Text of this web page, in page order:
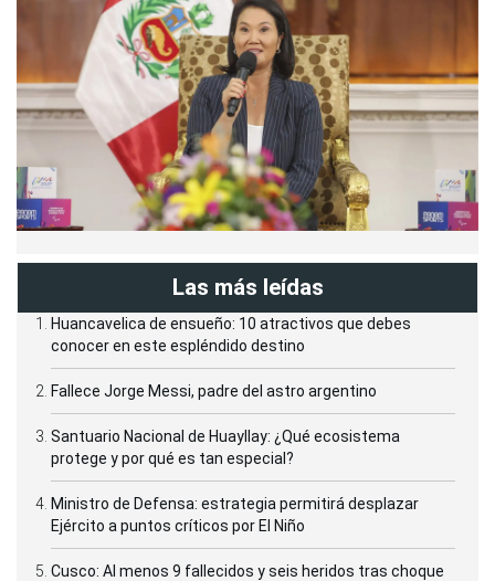
Las más leídas
Huancavelica de ensueño: 10 atractivos que debes
conocer en este espléndido destino
Fallece Jorge Messi, padre del astro argentino
Santuario Nacional de Huayllay: ¿Qué ecosistema
protege y por qué es tan especial?
Ministro de Defensa: estrategia permitirá desplazar
Ejército a puntos críticos por El Niño
Cusco: Al menos 9 fallecidos y seis heridos tras choque